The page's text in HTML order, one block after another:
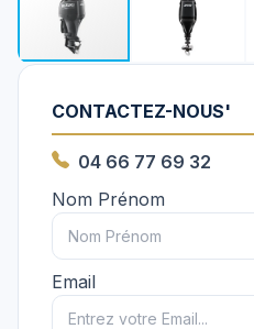
CONTACTEZ-NOUS'
04 66 77 69 32
Nom Prénom
Email